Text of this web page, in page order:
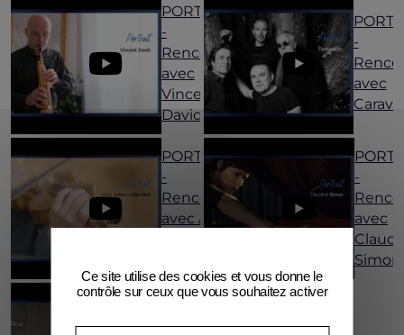
PORTRAIT
-
Rencontre
avec
Vincent
David
-
avec
PORTRAIT
-
Rencontre
avec Alice
-
avec
Simon
Ce site utilise des cookies et vous donne le
contrôle sur ceux que vous souhaitez activer